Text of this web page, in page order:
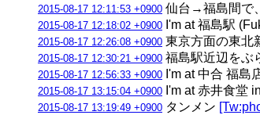
2015-08-17 12:11:53 +0900 仙台→福島間で
2015-08-17 12:18:02 +0900 I'm at 福島駅
2015-08-17 12:26:08 +0900 東京方面の東北
2015-08-17 12:30:21 +0900 福島駅近辺をぶ
2015-08-17 12:56:33 +0900 I'm at 中合 福島
2015-08-17 13:15:04 +0900 I'm at 赤井食堂
2015-08-17 13:19:49 +0900 タンメン